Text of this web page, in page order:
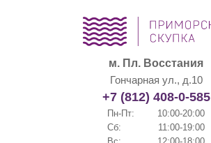
м. Пл. Восстания
Гончарная ул., д.10
+7 (812) 408-0-585
Пн-Пт:
10:00-20:00
Сб:
11:00-19:00